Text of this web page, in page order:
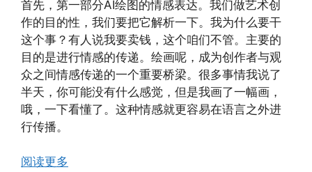
首先，第一部分AI绘图的情感表达。我们做艺术创
作的目的性，我们要把它解析一下。我为什么要干
这个事？有人说我要卖钱，这个咱们不管。主要的
目的是进行情感的传递。绘画呢，成为创作者与观
众之间情感传递的一个重要桥梁。很多事情我说了
半天，你可能没有什么感觉，但是我画了一幅画，
哦，一下看懂了。这种情感就更容易在语言之外进
行传播。
阅读更多